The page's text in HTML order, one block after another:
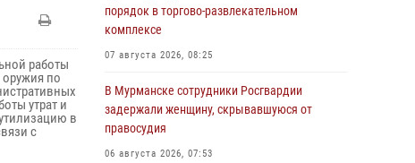
работы
оружия по
утрат и
в
с
порядок в торгово-развлекательном
комплексе
07 августа 2026, 08:25
В Мурманске сотрудники Росгвардии
задержали женщину, скрывавшуюся от
правосудия
06 августа 2026, 07:53